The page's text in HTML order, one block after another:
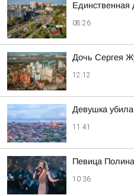
Единственная
08:26
Дочь Сергея
12:12
Девушка
11:41
Певица
10:36